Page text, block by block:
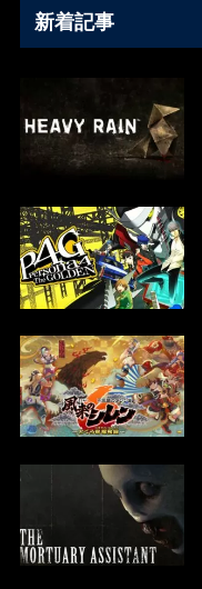
新着記事